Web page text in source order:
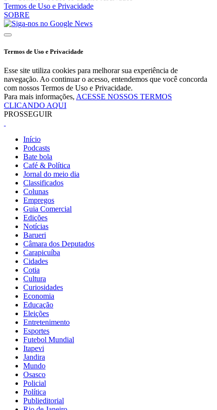
Termos de Uso e Privacidade
SOBRE
Termos de Uso e Privacidade
Esse site utiliza cookies para melhorar sua experiência de
navegação. Ao continuar o acesso, entendemos que você concorda
com nossos Termos de Uso e Privacidade.
Para mais informações, ACESSE NOSSOS TERMOS
CLICANDO AQUI
PROSSEGUIR
Início
Podcasts
Bate bola
Café & Política
Jornal do meio dia
Classificados
Colunas
Empregos
Guia Comercial
Edições
Notícias
Barueri
Câmara dos Deputados
Carapicuíba
Cidades
Cotia
Cultura
Curiosidades
Economia
Educação
Eleições
Entretenimento
Esportes
Futebol Mundial
Itapevi
Jandira
Mundo
Osasco
Policial
Política
Publieditorial